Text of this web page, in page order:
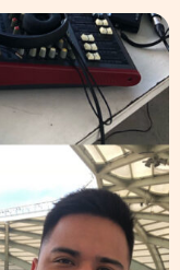
de